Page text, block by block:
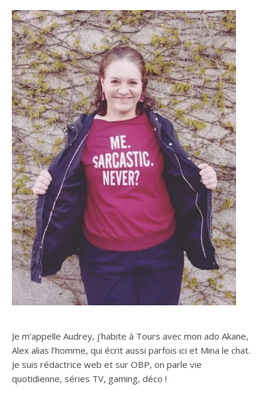
Je m’appelle Audrey, j’habite à Tours avec mon ado Akane,
Alex alias l’homme, qui écrit aussi parfois ici et Mina le chat.
Je suis rédactrice web et sur OBP, on parle vie
quotidienne, séries TV, gaming, déco !